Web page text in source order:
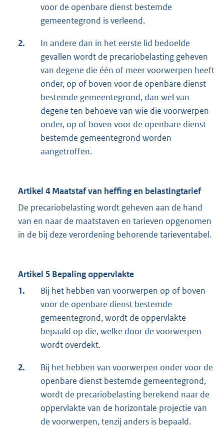
voor de openbare dienst bestemde
gemeentegrond is verleend.
2.
In andere dan in het eerste lid bedoelde
gevallen wordt de precariobelasting geheven
van degene die één of meer voorwerpen heeft
onder, op of boven voor de openbare dienst
bestemde gemeentegrond, dan wel van
degene ten behoeve van wie die voorwerpen
onder, op of boven voor de openbare dienst
bestemde gemeentegrond worden
aangetroffen.
Artikel 4 Maatstaf van heffing en belastingtarief
De precariobelasting wordt geheven aan de hand
van en naar de maatstaven en tarieven opgenomen
in de bij deze verordening behorende tarieventabel.
Artikel 5 Bepaling oppervlakte
1.
Bij het hebben van voorwerpen op of boven
voor de openbare dienst bestemde
gemeentegrond, wordt de oppervlakte
bepaald op die, welke door de voorwerpen
wordt overdekt.
2.
Bij het hebben van voorwerpen onder voor de
openbare dienst bestemde gemeentegrond,
wordt de precariobelasting berekend naar de
oppervlakte van de horizontale projectie van
de voorwerpen, tenzij anders is bepaald.